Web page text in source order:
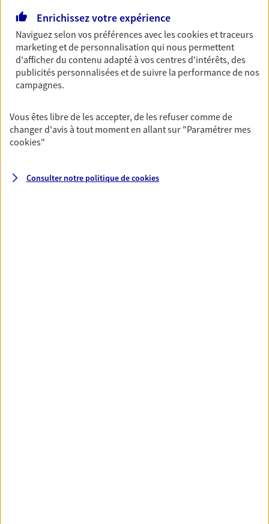
responsabilité civile.
Découvrir l'offre Multirisque Entreprise
DEMANDER UN DEVIS
Enrichissez votre expérience
Naviguez selon vos préférences avec lescookies et traceurs
marketing et de personnalisation qui nous permettent
d'afficher du contenu adapté à vos centres d'intérêts, des
publicités personnalisées et de suivre la performance de nos
campagnes.
Vous êtes libre de les accepter, de les refuser comme de
changer d'avis à tout moment en allant sur "Paramétrer mes
cookies"
Consulter notre politique decookies